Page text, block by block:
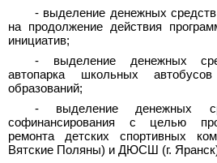
- выделение денежных
на продолжение действия
инициатив;
- выделение денежных
автопарка школьных
образований;
- выделение денежных
софинансирования с целью
ремонта детских спортивных
Вятские Поляны) и ДЮСШ (г.